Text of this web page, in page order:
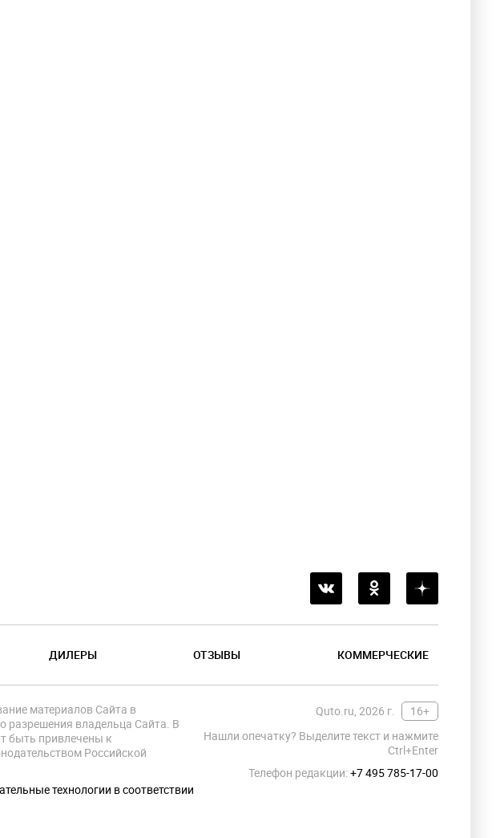
ДИЛЕРЫ ОТЗЫВЫ КОММЕРЧЕСКИЕ
Quto.ru, 2026 г.
16+
Нашли опечатку? Выделите текст и нажмите
Ctrl+Enter
Телефон редакции:+7 495 785-17-00
материалов Сайта в
разрешения владельца Сайта. В
быть привлечены к
Российской
технологии в соответствии